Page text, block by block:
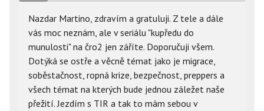
Nazdar Martino, zdravím a gratuluji. Z tele a dále
vás moc neznám, ale v seriálu "kupředu do
munulosti" na čro2 jen záříte. Doporučuji všem.
Dotýká se ostře a věcně témat jako je migrace,
soběstačnost, ropná krize, bezpečnost, preppers a
všech témat na kterých bude jednou záležet naše
přežití. Jezdím s TIR a tak to mám sebou v